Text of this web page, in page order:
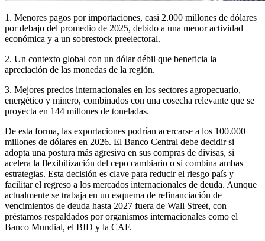
1. Menores pagos por importaciones, casi 2.000 millones de dólares
por debajo del promedio de 2025, debido a una menor actividad
económica y a un sobrestock preelectoral.
2. Un contexto global con un dólar débil que beneficia la
apreciación de las monedas de la región.
3. Mejores precios internacionales en los sectores agropecuario,
energético y minero, combinados con una cosecha relevante que se
proyecta en 144 millones de toneladas.
De esta forma, las exportaciones podrían acercarse a los 100.000
millones de dólares en 2026. El Banco Central debe decidir si
adopta una postura más agresiva en sus compras de divisas, si
acelera la flexibilización del cepo cambiario o si combina ambas
estrategias. Esta decisión es clave para reducir el riesgo país y
facilitar el regreso a los mercados internacionales de deuda. Aunque
actualmente se trabaja en un esquema de refinanciación de
vencimientos de deuda hasta 2027 fuera de Wall Street, con
préstamos respaldados por organismos internacionales como el
Banco Mundial, el BID y la CAF.